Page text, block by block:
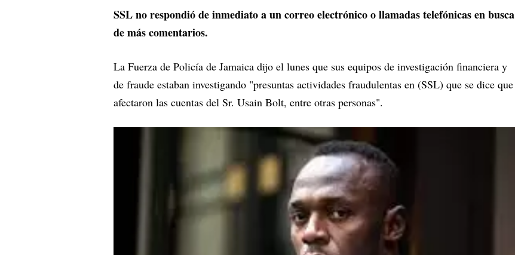
SSL no respondió de inmediato a un correo electrónico o llamadas telefónicas en busca
de más comentarios.
La Fuerza de Policía de Jamaica dijo el lunes que sus equipos de investigación financiera y
de fraude estaban investigando "presuntas actividades fraudulentas en (SSL) que se dice que
afectaron las cuentas del Sr. Usain Bolt, entre otras personas".